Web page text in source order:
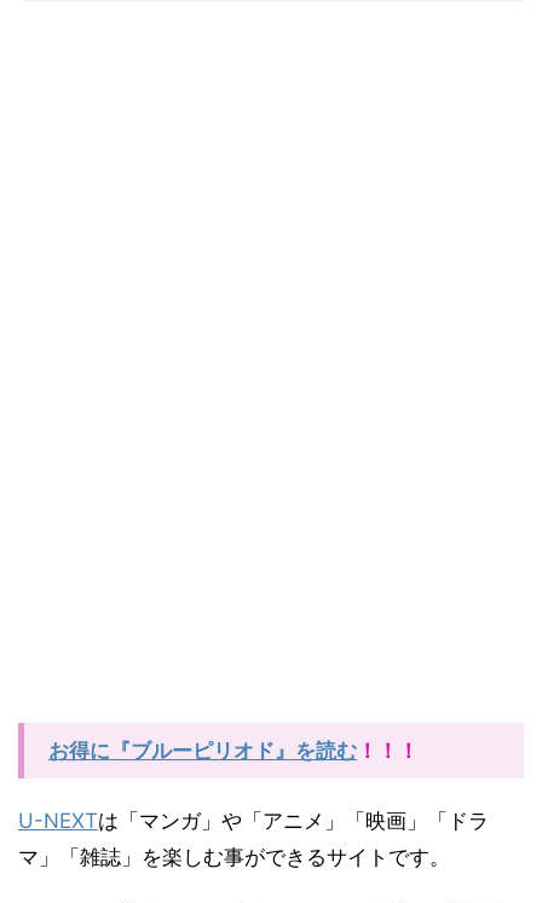
お得に『ブルーピリオド』を読む ！！！
U-NEXTは「マンガ」や「アニメ」「映画」「ドラ
マ」「雑誌」を楽しむ事ができるサイトです。